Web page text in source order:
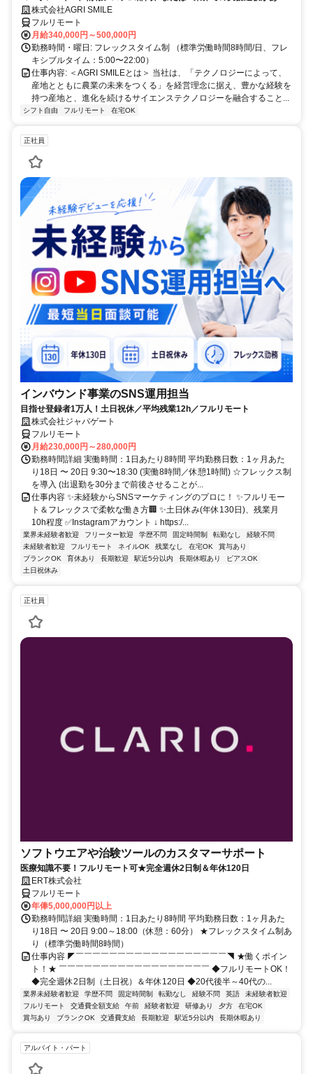
方、大歓迎！
株式会社AGRI SMILE
フルリモート
月給340,000円～500,000円
勤務時間・曜日: フレックスタイム制 （標準労働時間8時間/日、フレ
キシブルタイム：5:00〜22:00）
仕事内容: ＜AGRI SMILEとは＞ 当社は、「テクノロジーによって、
産地とともに農業の未来をつくる」を経営理念に据え、豊かな経験を
持つ産地と、進化を続けるサイエンステクノロジーを融合すること...
シフト自由 フルリモート 在宅OK
正社員
インバウンド事業のSNS運用担当
目指せ登録者1万人！土日祝休／平均残業12h／フルリモート
株式会社ジャパゲート
フルリモート
月給230,000円～280,000円
勤務時間詳細 実働時間：1日あたり8時間 平均勤務日数：1ヶ月あた
り18日 〜 20日 9:30〜18:30 (実働8時間／休憩1時間) ☆フレックス制
を導入 (出退勤を30分まで前後させることが...
仕事内容 ✨未経験からSNSマーケティングのプロに！ ✨フルリモー
ト＆フレックスで柔軟な働き方🏢 ✨土日休み(年休130日)、残業月
10h程度 ✅Instagramアカウント ↓ https:/...
業界未経験者歓迎 フリーター歓迎 学歴不問 固定時間制 転勤なし
経験不問
未経験者歓迎
フルリモート ネイルOK 残業なし 在宅OK
賞与あり
ブランクOK
育休あり 長期歓迎 駅近5分以内 長期休暇あり
ピアスOK
土日祝休み
正社員
ソフトウエアや治験ツールのカスタマーサポート
医療知識不要！フルリモート可★完全週休2日制＆年休120日
ERT株式会社
フルリモート
年俸5,000,000円以上
勤務時間詳細 実働時間：1日あたり8時間 平均勤務日数：1ヶ月あた
り18日 〜 20日 9:00～18:00（休憩：60分） ★フレックスタイム制あ
り（標準労働時間8時間）
仕事内容 ◤￣￣￣￣￣￣￣￣￣￣￣￣￣￣￣￣￣￣◥ ★働くポイン
ト！★ ￣￣￣￣￣￣￣￣￣￣￣￣￣￣￣￣￣￣ ◆フルリモートOK！
◆完全週休2日制（土日祝）＆年休120日 ◆20代後半～40代の...
業界未経験者歓迎 学歴不問 固定時間制 転勤なし 経験不問 英語
未経験者歓迎
フルリモート
交通費全額支給 午前 経験者歓迎 研修あり 夕方
在宅OK
賞与あり
ブランクOK 交通費支給 長期歓迎 駅近5分以内 長期休暇あり
アルバイト・パート